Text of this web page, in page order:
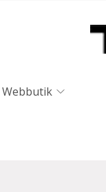
Webbutik